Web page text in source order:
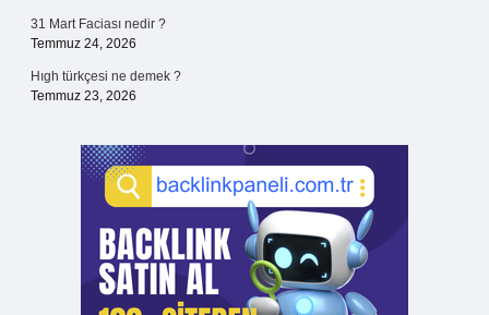
31 Mart Faciası nedir ?
Temmuz 24, 2026
Hıgh türkçesi ne demek ?
Temmuz 23, 2026